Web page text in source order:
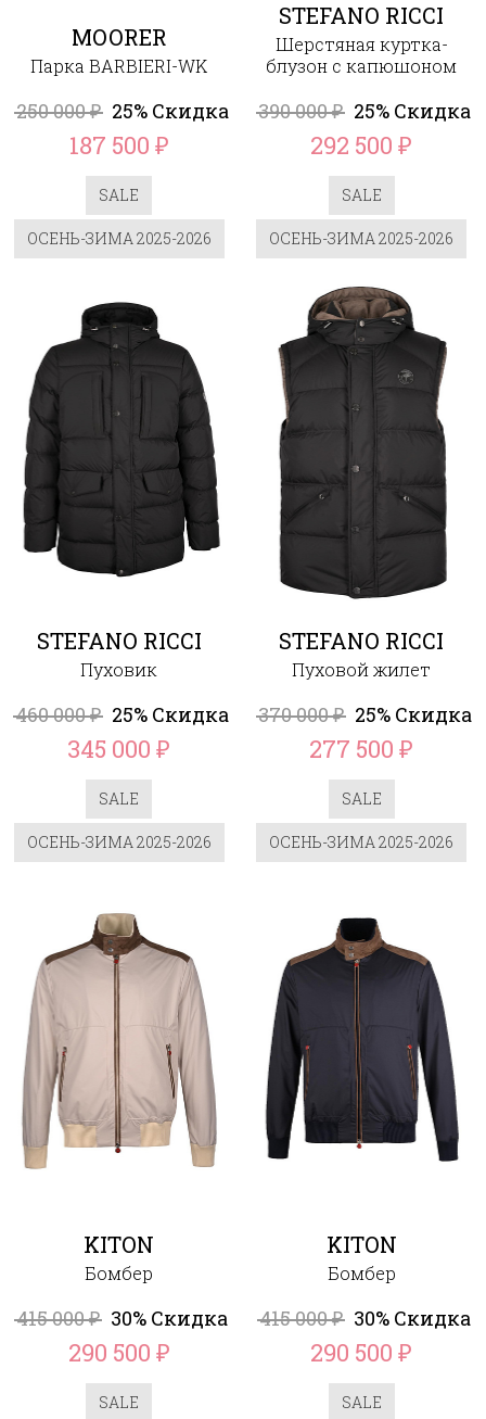
MOORER
Парка BARBIERI-WK
250 000₽ 25% Скидка
187 500 ₽
SALE
ОСЕНЬ-ЗИМА 2025-2026
STEFANO RICCI
Шерстяная куртка-
блузон с капюшоном
390 000₽ 25% Скидка
292 500₽
SALE
ОСЕНЬ-ЗИМА 2025-2026
STEFANO RICCI
Пуховик
460 000₽ 25% Скидка
345 000₽
SALE
ОСЕНЬ-ЗИМА 2025-2026
STEFANO RICCI
Пуховой жилет
370 000₽ 25% Скидка
277 500₽
SALE
ОСЕНЬ-ЗИМА 2025-2026
KITON
Бомбер
415 000₽ 30% Скидка
290 500 ₽
SALE
KITON
Бомбер
415 000₽ 30% Скидка
290 500₽
SALE